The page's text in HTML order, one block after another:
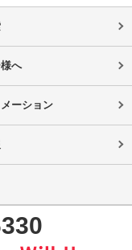
へ
ーション